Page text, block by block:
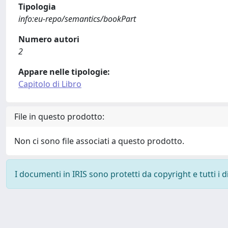
Tipologia
info:eu-repo/semantics/bookPart
Numero autori
2
Appare nelle tipologie:
Capitolo di Libro
File in questo prodotto:
Non ci sono file associati a questo prodotto.
I documenti in IRIS sono protetti da copyright e tutti i